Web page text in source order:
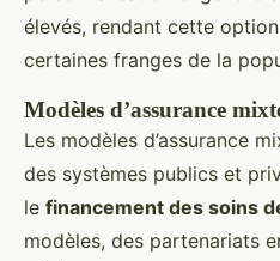
élevés, rendant cette
certaines franges de la
Modèles d’assurance
Les modèles d’assurance
des systèmes publics et
le financement des soins
modèles, des partenariats